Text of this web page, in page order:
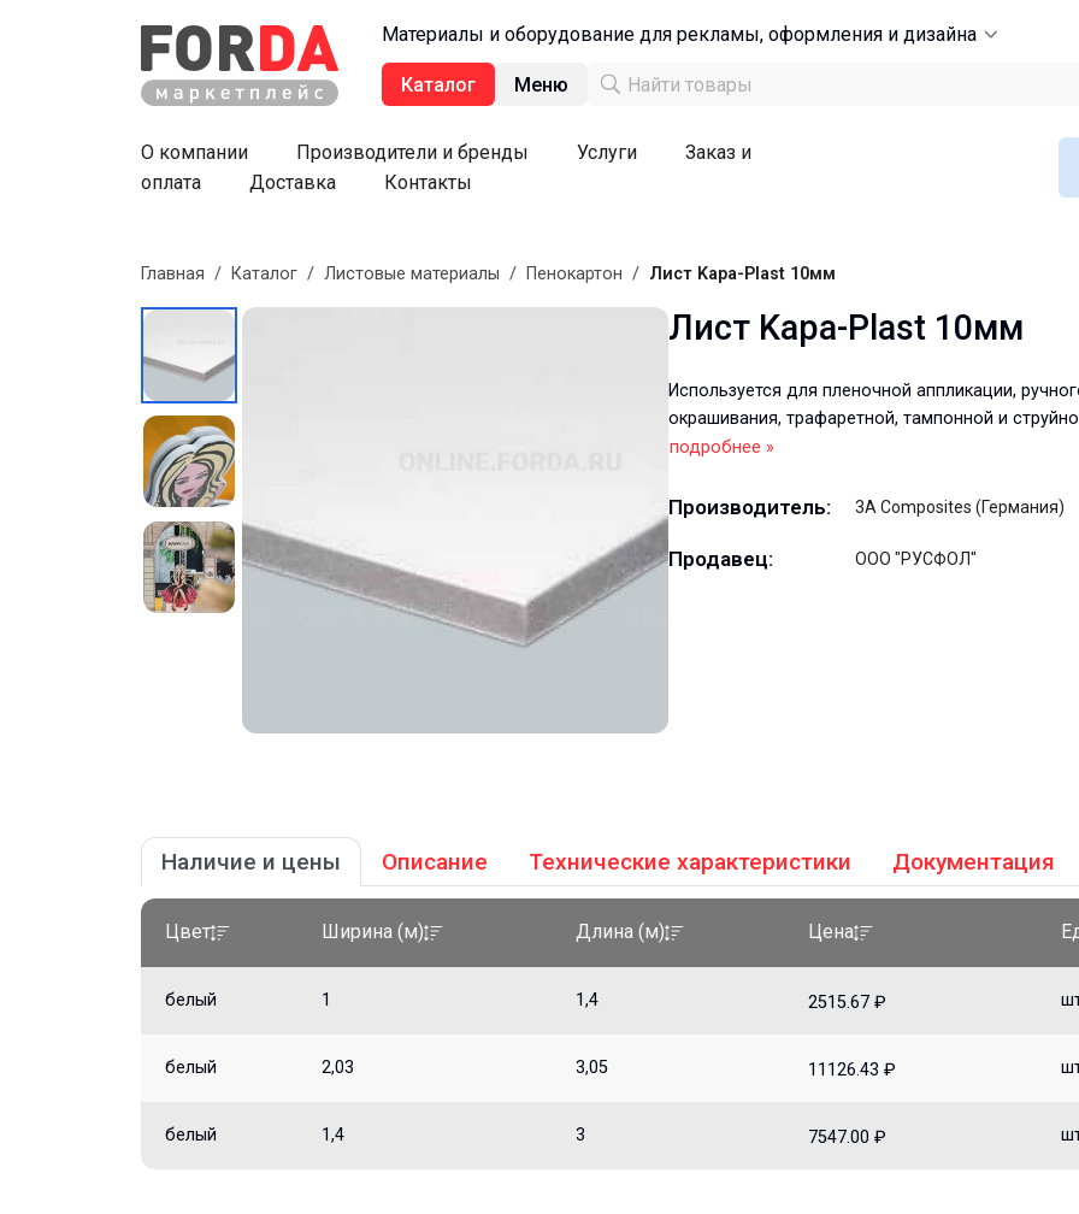
Материалы и оборудование для рекламы, оформления и дизайна
Каталог Меню
О компании Производители и бренды Услуги
Заказ и
оплата
Доставка Контакты
Главная / Каталог / Листовые материалы / Пенокартон / Лист Kapa-Plast 10мм
Лист Kapa-Plast 10мм
Используется для пленочной аппликации,
окрашивания, трафаретной, тампонной и
подробнее »
Производитель: 3A Composites (Германия)
Продавец: ООО "РУСФОЛ"
Наличие и цены Описание Технические характеристики Документация
Цвет Ширина (м) Длина (м) Цена
белый 1 1,4 2515.67 ₽
белый 2,03 3,05 11126.43 ₽
белый 1,4 3 7547.00 ₽